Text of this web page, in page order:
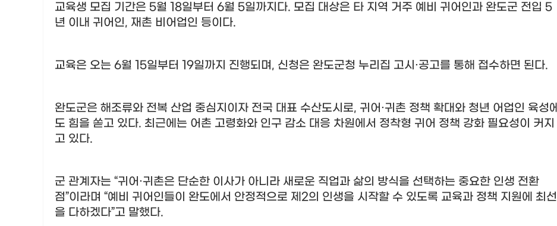
교육생 모집 기간은 5월 18일부터 6월 5일까지다. 모집 대상은 타 지역 거주 예비 귀어인과 완도군 전입 5
년 이내 귀어인, 재촌 비어업인 등이다.
교육은 오는 6월 15일부터 19일까지 진행되며, 신청은 완도군청 누리집 고시 ·공고를 통해 접수하면 된다.
완도군은 해조류와 전복 산업 중심지이자 전국 대표 수산도시로, 귀어·귀촌 정책 확대와 청년 어업인 육성에
도 힘을 쏟고 있다. 최근에는 어촌 고령화와 인구 감소 대응 차원에서 정착형 귀어 정책 강화 필요성이 커지
고 있다.
군 관계자는 “귀어·귀촌은 단순한 이사가 아니라 새로운 직업과 삶의 방식을 선택하는 중요한 인생 전환
점”이라며 “예비 귀어인들이 완도에서 안정적으로 제 2의 인생을 시작할 수 있도록 교육과 정책 지원에 최선
을 다하겠다”고 말했다.